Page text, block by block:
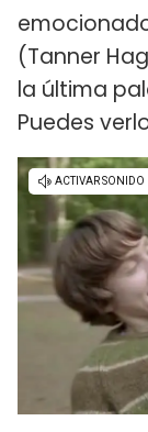
(Tanner
la última
Puedes